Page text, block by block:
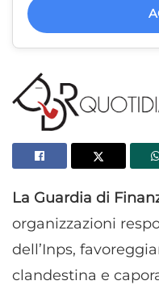
La Guardia di
organizzazioni
dell’Inps,
clandestina e